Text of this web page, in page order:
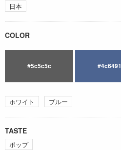
日本
COLOR
#5c5c5c #4c6491
ホワイト ブルー
TASTE
ポップ